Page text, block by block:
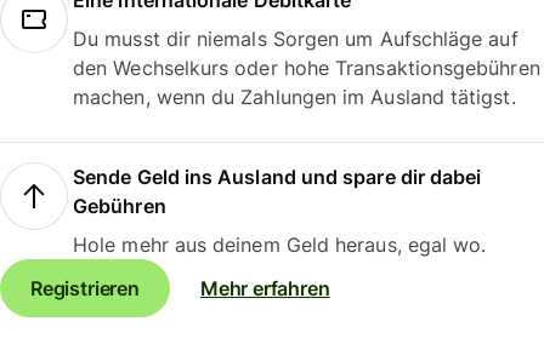
Du musst dir niemals Sorgen um Aufschläge auf
den Wechselkurs oder hohe Transaktionsgebühren
machen, wenn du Zahlungen im Ausland tätigst.
Sende Geld ins Ausland und spare dir dabei
Gebühren
Hole mehr aus deinem Geld heraus, egal wo.
Registrieren
Mehr erfahren